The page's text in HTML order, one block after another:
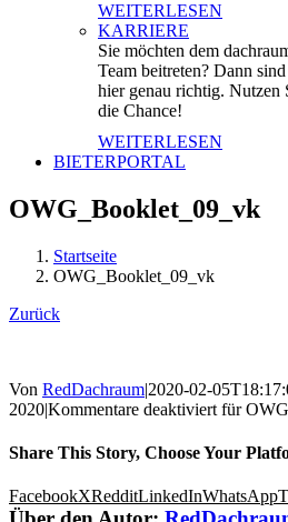
WEITERLESEN
KARRIERE
Sie möchten dem
Team beitreten? Dann
hier genau richtig. Nutzen
die Chance!
WEITERLESEN
BIETERPORTAL
OWG_Booklet_09_vk
Startseite
OWG_Booklet_09_vk
Zurück
Von RedDachraum|2020-02-
2020|Kommentare deaktiviert für
Share This Story, Choose Your
FacebookXRedditLinkedInWhatsApp